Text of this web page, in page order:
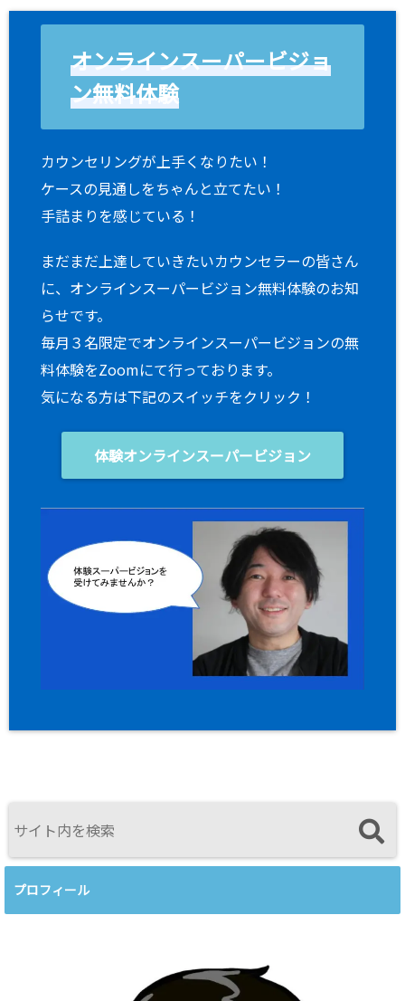
オンラインスーパービジョ
ン無料体験
カウンセリングが上手くなりたい！
ケースの見通しをちゃんと立てたい！
手詰まりを感じている！
まだまだ上達していきたいカウンセラーの皆さん
に、オンラインスーパービジョン無料体験のお知
らせです。
毎月３名限定でオンラインスーパービジョンの無
料体験をZoomにて行っております。
気になる方は下記のスイッチをクリック！
体験オンラインスーパービジョン
プロフィール